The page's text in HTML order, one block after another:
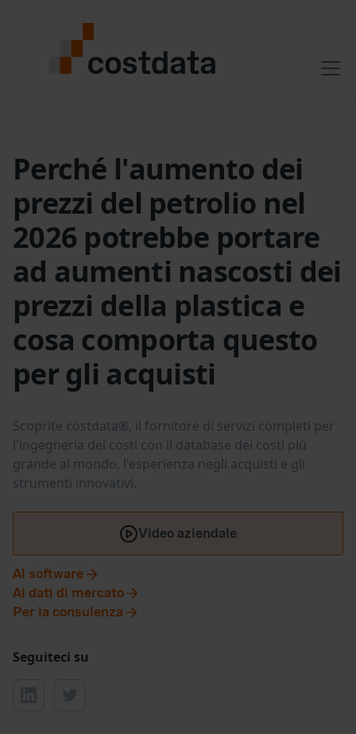
Perché l'aumento dei
prezzi del petrolio nel
2026 potrebbe portare
ad aumenti nascosti dei
prezzi della plastica e
cosa comporta questo
per gli acquisti
Scoprite costdata®, il fornitore di servizi completi per
l'ingegneria dei costi con il database dei costi più
grande al mondo, l'esperienza negli acquisti e gli
strumenti innovativi.
Video aziendale
Al software
Ai dati di mercato
Per la consulenza
Seguiteci su